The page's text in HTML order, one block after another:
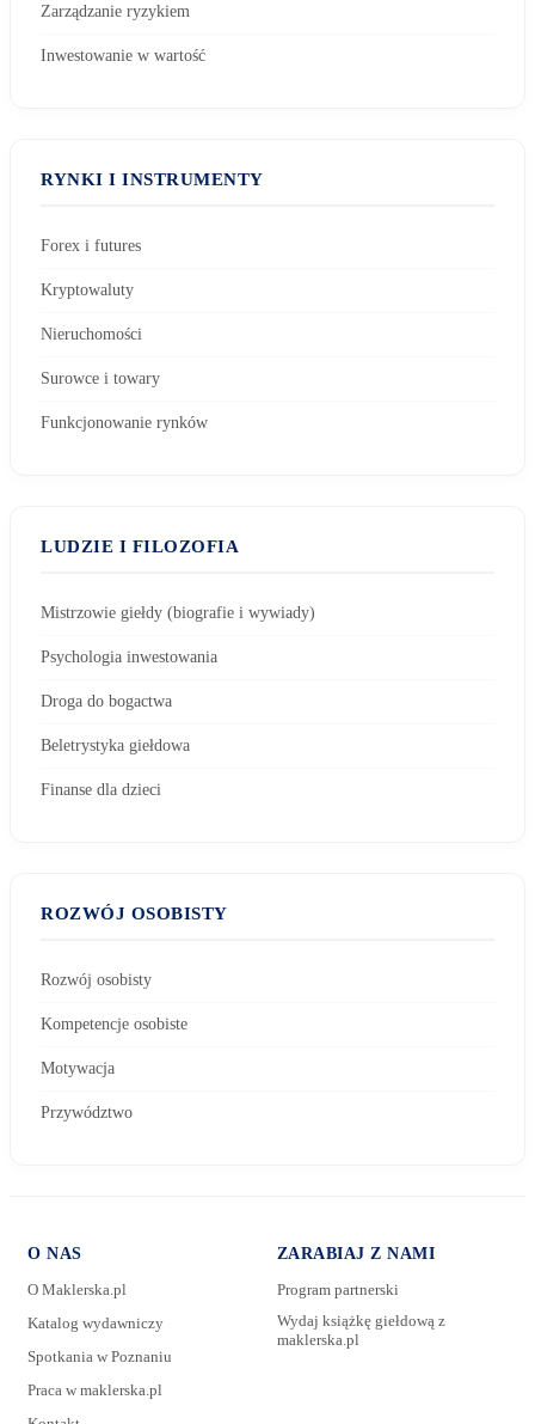
Zarządzanie ryzykiem
Inwestowanie w wartość
RYNKI I INSTRUMENTY
Forex i futures
Kryptowaluty
Nieruchomości
Surowce i towary
Funkcjonowanie rynków
LUDZIE I FILOZOFIA
Mistrzowie giełdy (biografie i wywiady)
Psychologia inwestowania
Droga do bogactwa
Beletrystyka giełdowa
Finanse dla dzieci
ROZWÓJ OSOBISTY
Rozwój osobisty
Kompetencje osobiste
Motywacja
Przywództwo
O NAS
O Maklerska.pl
Katalog wydawniczy
Spotkania w Poznaniu
Praca w maklerska.pl
ZARABIAJ Z NAMI
Program partnerski
Wydaj książkę giełdową z
maklerska.pl
E-mail: